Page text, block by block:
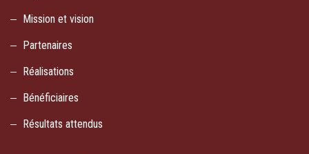
Mission et vision
Partenaires
Réalisations
Bénéficiaires
Résultats attendus